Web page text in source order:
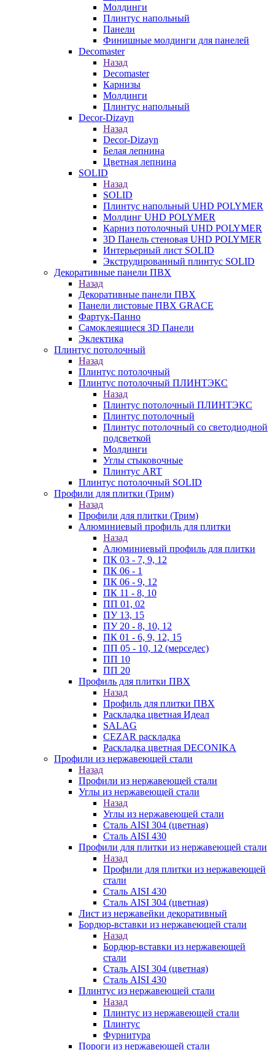
Молдинги
Плинтус напольный
Панели
Финишные молдинги для панелей
Decomaster
Назад
Decomaster
Карнизы
Молдинги
Плинтус напольный
Decor-Dizayn
Назад
Decor-Dizayn
Белая лепнина
Цветная лепнина
SOLID
Назад
SOLID
Плинтус напольный UHD POLYMER
Молдинг UHD POLYMER
Карниз потолочный UHD POLYMER
3D Панель стеновая UHD POLYMER
Интерьерный лист SOLID
Экструдированный плинтус SOLID
Декоративные панели ПВХ
Назад
Декоративные панели ПВХ
Панели листовые ПВХ GRACE
Фартук-Панно
Самоклеящиеся 3D Панели
Эклектика
Плинтус потолочный
Назад
Плинтус потолочный
Плинтус потолочный ПЛИНТЭКС
Назад
Плинтус потолочный ПЛИНТЭКС
Плинтус потолочный
Плинтус потолочный со светодиодной
подсветкой
Молдинги
Углы стыковочные
Плинтус ART
Плинтус потолочный SOLID
Профили для плитки (Трим)
Назад
Профили для плитки (Трим)
Алюминиевый профиль для плитки
Назад
Алюминиевый профиль для плитки
ПК 03 - 7, 9, 12
ПК 06 - 1
ПК 06 - 9, 12
ПК 11 - 8, 10
ПП 01, 02
ПУ 13, 15
ПУ 20 - 8, 10, 12
ПК 01 - 6, 9, 12, 15
ПП 05 - 10, 12 (мерседес)
ПП 10
ПП 20
Профиль для плитки ПВХ
Назад
Профиль для плитки ПВХ
Раскладка цветная Идеал
SALAG
CEZAR раскладка
Раскладка цветная DECONIKA
Профили из нержавеющей стали
Назад
Профили из нержавеющей стали
Углы из нержавеющей стали
Назад
Углы из нержавеющей стали
Сталь AISI 304 (цветная)
Сталь AISI 430
Профили для плитки из нержавеющей стали
Назад
Профили для плитки из нержавеющей
стали
Сталь AISI 430
Сталь AISI 304 (цветная)
Лист из нержавейки декоративный
Бордюр-вставки из нержавеющей стали
Назад
Бордюр-вставки из нержавеющей
стали
Сталь AISI 304 (цветная)
Сталь AISI 430
Плинтус из нержавеющей стали
Назад
Плинтус из нержавеющей стали
Плинтус
Фурнитура
Пороги из нержавеющей стали